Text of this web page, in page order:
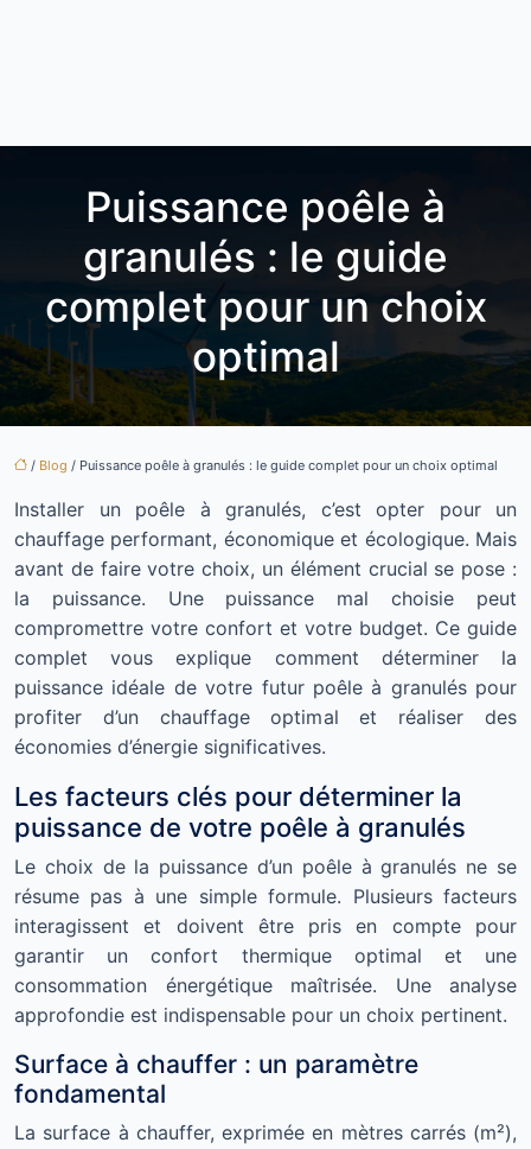
Puissance poêle à
granulés : le guide
complet pour un choix
optimal
/ Blog / Puissance poêle à granulés : le guide complet pour un choix optimal
Installer un poêle à granulés, c’est opter pour un
chauffage performant, économique et écologique. Mais
avant de faire votre choix, un élément crucial se pose :
la puissance. Une puissance mal choisie peut
compromettre votre confort et votre budget. Ce guide
complet vous explique comment déterminer la
puissance idéale de votre futur poêle à granulés pour
profiter d’un chauffage optimal et réaliser des
économies d’énergie significatives.
Les facteurs clés pour déterminer la
puissance de votre poêle à granulés
Le choix de la puissance d’un poêle à granulés ne se
résume pas à une simple formule. Plusieurs facteurs
interagissent et doivent être pris en compte pour
garantir un confort thermique optimal et une
consommation énergétique maîtrisée. Une analyse
approfondie est indispensable pour un choix pertinent.
Surface à chauffer : un paramètre
fondamental
La surface à chauffer, exprimée en mètres carrés (m²),